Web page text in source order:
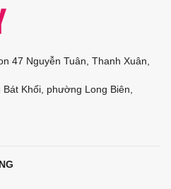
47 Nguyễn Tuân, Thanh Xuân,
Khối, phường Long Biên,